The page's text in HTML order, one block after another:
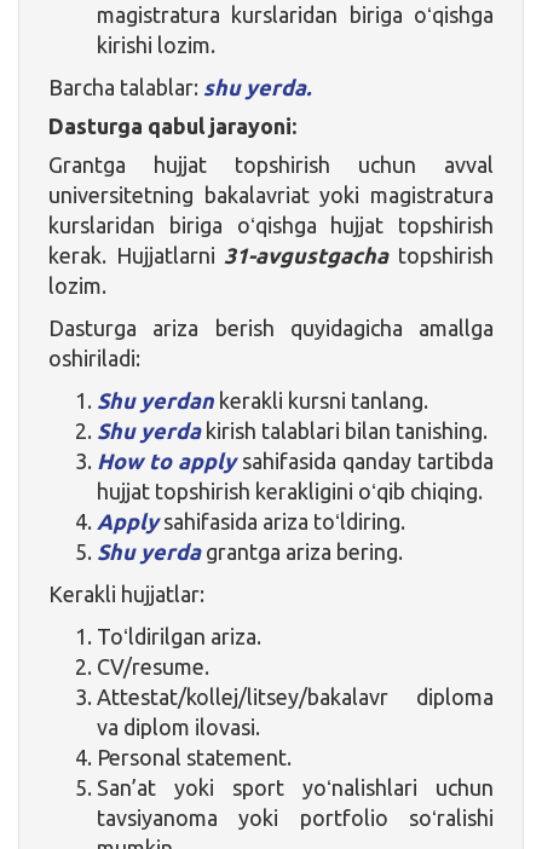
magistratura kurslaridan biriga oʻqishga
kirishi lozim.
Barcha talablar: shu yerda.
Dasturga qabul jarayoni:
Grantga hujjat topshirish uchun avval
universitetning bakalavriat yoki magistratura
kurslaridan biriga oʻqishga hujjat topshirish
kerak. Hujjatlarni 31-avgustgachatopshirish
lozim.
Dasturga ariza berish quyidagicha amallga
oshiriladi:
Shu yerdan kerakli kursni tanlang.
Shu yerda kirish talablari bilan tanishing.
How to apply sahifasida qanday tartibda
hujjat topshirish kerakligini oʻqib chiqing.
Applysahifasida ariza toʻldiring.
Shu yerdagrantga ariza bering.
Kerakli hujjatlar:
Toʻldirilgan ariza.
CV/resume.
Attestat/kollej/litsey/bakalavr diploma
va diplom ilovasi.
Personal statement.
San’at yoki sport yoʻnalishlari uchun
tavsiyanoma yoki portfolio soʻralishi